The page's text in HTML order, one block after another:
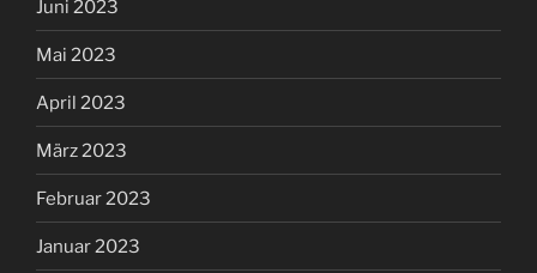
Juni 2023
Mai 2023
April 2023
März 2023
Februar 2023
Januar 2023